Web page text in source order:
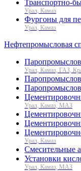
Транспортно-
Урал, Камаз
Фургоны для
Урал, Камаз
Нефтепромысловая
Урал, Камаз, ГАЗ,
Урал, Камаз, МАЗ
Урал, Камаз
Смесительные
Установки
Урал, Камаз, МАЗ